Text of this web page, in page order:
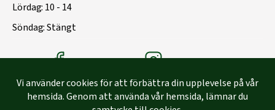
Lördag: 10 - 14
Söndag: Stängt
Träbolagets FacebookTräbolagets instagram